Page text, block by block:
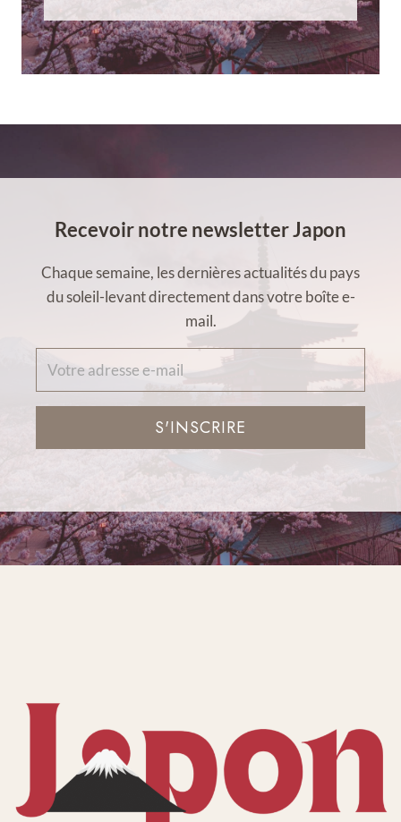
Recevoir notre newsletter Japon
Chaque semaine, les dernières actualités du pays
du soleil-levant directement dans votre boîte e-
mail.
S'INSCRIRE